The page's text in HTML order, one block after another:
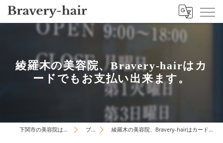
綾羅木の美容院、Bravery-hairはカ
ードでもお支払い出来ます。
下関市の美容院はBravery-hair ブログ 綾羅木の美容院、Bravery-hairはカードでもお支払い出来ます。